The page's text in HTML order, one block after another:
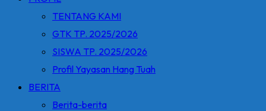
TENTANG KAMI
GTK TP. 2025/2026
SISWA TP. 2025/2026
Profil Yayasan Hang Tuah
BERITA
Berita-berita